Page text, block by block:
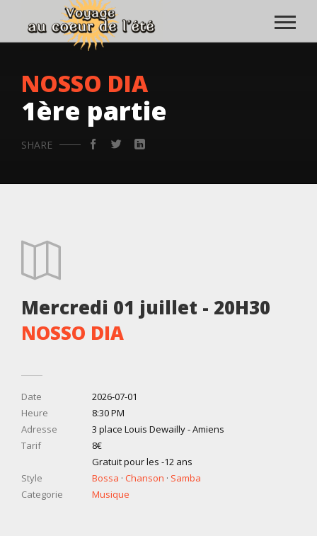
NOSSO DIA
1ère partie
SHARE
Mercredi 01 juillet - 20H30
NOSSO DIA
Date
2026-07-01
Heure
8:30 PM
Adresse
3 place Louis Dewailly - Amiens
Tarif
8€
Gratuit pour les -12 ans
Style
Bossa · Chanson · Samba
Categorie
Musique